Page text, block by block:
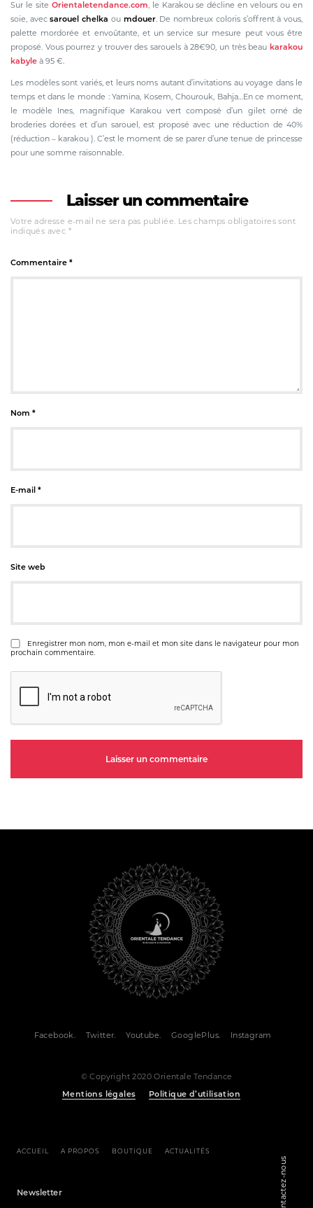
Sur le site Orientaletendance.com, le Karakou se décline en velours ou en
soie, avecsarouel chelka ou mdouer. De nombreux coloris s’offrent à vous,
palette mordorée et envoûtante, et un service sur mesure peut vous être
proposé. Vous pourrez y trouver des sarouels à 28€90, un très beau karakou
kabyle à 95 €.
Les modèles sont variés, et leurs noms autant d’invitations au voyage dans le
temps et dans le monde : Yamina, Kosem, Chourouk, Bahja…En ce moment,
le modèle Ines, magnifique Karakou vert composé d’un gilet orné de
broderies dorées et d’un sarouel, est proposé avec une réduction de 40%
(réduction – karakou ). C’est le moment de se parer d’une tenue de princesse
pour une somme raisonnable.
Laisser un commentaire
Votre adresse e-mail ne sera pas publiée. Les champs obligatoires sont
indiqués avec *
Commentaire *
Nom *
E-mail *
Site web
Enregistrer mon nom, mon e-mail et mon site dans le navigateur pour mon
prochain commentaire.
Facebook. Twitter. Youtube. GooglePlus. Instagram
© Copyright 2020 Orientale Tendance
Mentions légales
Politique d’utilisation
ACCUEIL A PROPOS BOUTIQUE ACTUALITÉS
Newsletter Contactez-nous